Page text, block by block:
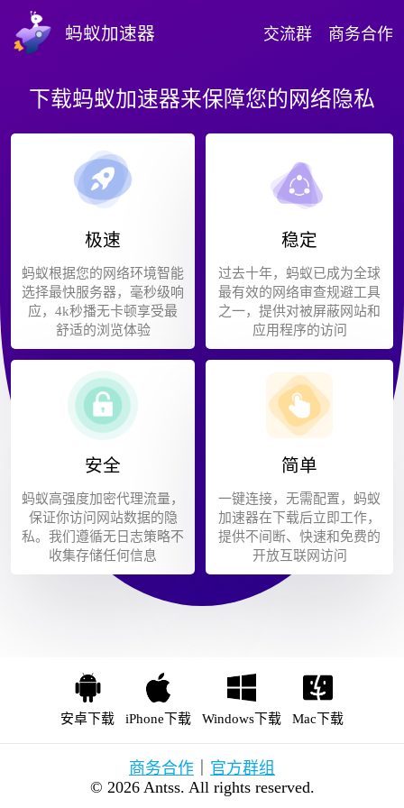
蚂蚁加速器 交流群 商务合作
下载蚂蚁加速器来保障您的网络隐私
极速
蚂蚁根据您的网络环境智能
选择最快服务器，毫秒级响
应，4k秒播无卡顿享受最
舒适的浏览体验
稳定
过去十年，蚂蚁已成为全球
最有效的网络审查规避工具
之一，提供对被屏蔽网站和
应用程序的访问
安全
蚂蚁高强度加密代理流量，
保证你访问网站数据的隐
私。我们遵循无日志策略不
收集存储任何信息
简单
一键连接，无需配置，蚂蚁
加速器在下载后立即工作，
提供不间断、快速和免费的
开放互联网访问
安卓下载 iPhone下载 Windows下载 Mac下载
© 2026 Antss. All rights reserved.
商务合作 官方群组